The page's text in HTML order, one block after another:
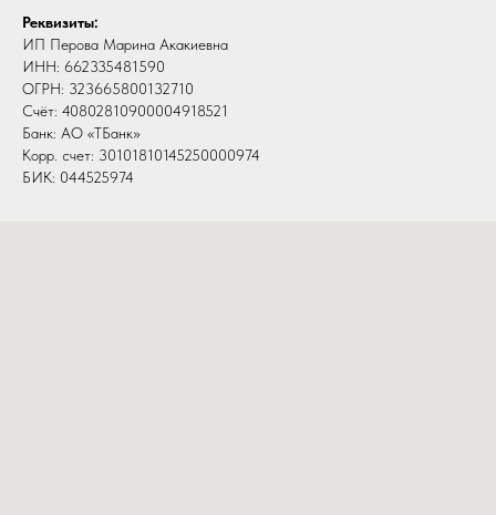
Реквизиты:
ИП Перова Марина Акакиевна
ИНН: 662335481590
ОГРН: 323665800132710
Счёт: 40802810900004918521
Банк: АО «ТБанк»
Корр. счет: 30101810145250000974
БИК: 044525974